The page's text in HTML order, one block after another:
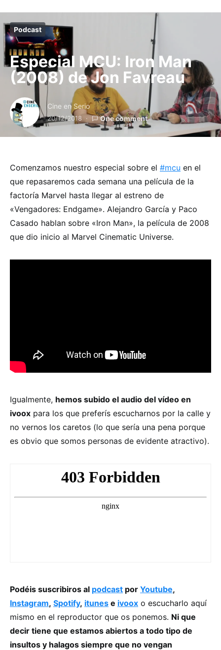
Podcast
Especial MCU: Iron Man
(2008) de Jon Favreau
Cine en Serio
20/12/2018 One comment
Comenzamos nuestro especial sobre el #mcu en el
que repasaremos cada semana una película de la
factoría Marvel hasta llegar al estreno de
«Vengadores: Endgame». Alejandro García y Paco
Casado hablan sobre «Iron Man», la película de 2008
que dio inicio al Marvel Cinematic Universe.
Igualmente, hemos subido el audio del vídeo en
ivoox para los que preferís escucharnos por la calle y
no vernos los caretos (lo que sería una pena porque
es obvio que somos personas de evidente atractivo).
Podéis suscribiros al podcast por Youtube,
Instagram, Spotify, itunes e ivoox o escucharlo aquí
mismo en el reproductor que os ponemos. Ni que
decir tiene que estamos abiertos a todo tipo de
insultos y halagos siempre que no vengan